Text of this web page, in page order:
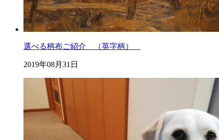
選べる柄布ご紹介 （英字柄）
2019年08月31日